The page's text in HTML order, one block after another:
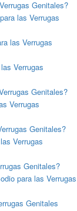
Genitales?
las Verrugas
las Verrugas
Verrugas
Genitales?
Verrugas
Genitales?
Verrugas
Genitales?
para las Verrugas
Genitales